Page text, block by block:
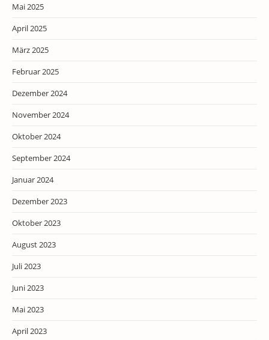
Mai 2025
April 2025
März 2025
Februar 2025
Dezember 2024
November 2024
Oktober 2024
September 2024
Januar 2024
Dezember 2023
Oktober 2023
August 2023
Juli 2023
Juni 2023
Mai 2023
April 2023